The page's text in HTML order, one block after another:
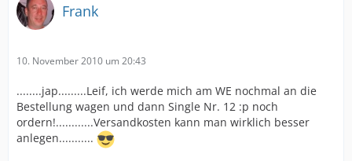
Frank
10. November 2010 um 20:43
........jap.........Leif, ich werde mich am WE nochmal an die
Bestellung wagen und dann Single Nr. 12 :p noch
ordern!............Versandkosten kann man wirklich besser
anlegen...........